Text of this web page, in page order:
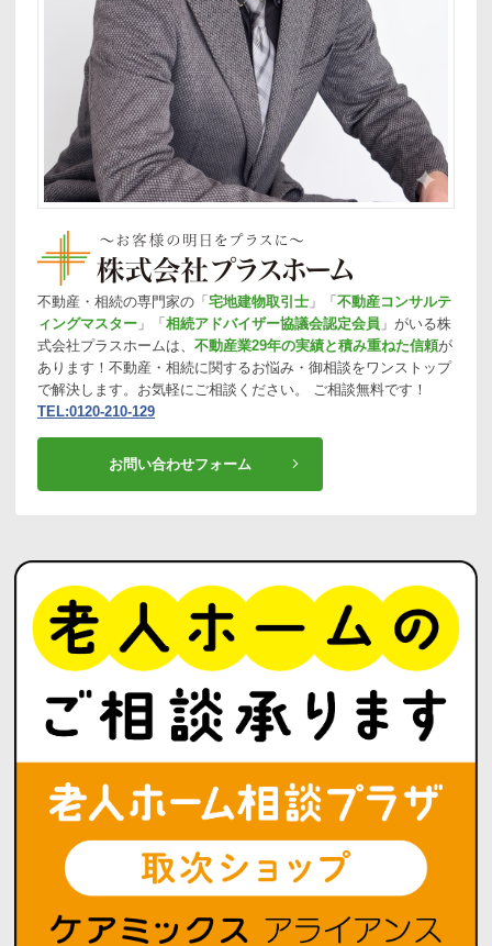
不動産・相続の専門家の「宅地建物取引士 」「不動産コンサルテ
ィングマスター 」「相続アドバイザー協議会認定会員 」がいる株
式会社プラスホームは、 不動産業29年の実績と積み重ねた信頼が
あります！不動産・相続に関するお悩み・御相談をワンストップ
で解決します。お気軽にご相談ください。 ご相談無料です！
TEL:0120-210-129
お問い合わせフォーム